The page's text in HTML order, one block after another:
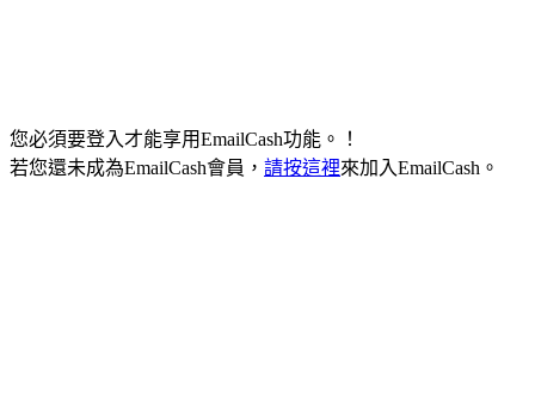
您必須要登入才能享用EmailCash功能。！
若您還未成為EmailCash會員， 請按這裡來加入EmailCash。